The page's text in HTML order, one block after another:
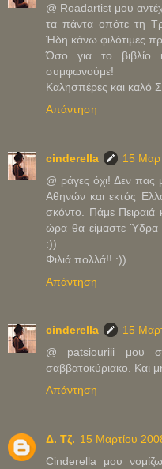
@ Roadartist μου
τα πάντα οπότε τη
Ήδη κάνω φιλότιμες
Όσο για το βιβλίο
συμφωνούμε!
Καλησπέρες και καλό
Απάντηση
cinderella
15
@ ράγες όχι! Δεν πας
Αθηνών και εκτός
σκόντο. Πάμε Πειραιά
ώρα θα είμαστε Ύδρα
:))
Φιλιά πολλά!! :))
Απάντηση
cinderella
15
@ patsiouriii μου
σαββατοκύριακο. Και
Απάντηση
Δ. Τζ. 15 Μαρτίου
Cinderella μου